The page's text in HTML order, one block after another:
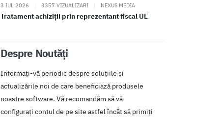
3 IUL 2026 | 3357 VIZUALIZARI | NEXUS MEDIA
Tratament achiziții prin reprezentant fiscal UE
Despre Noutăți
Informați-vă periodic despre soluțiile și
actualizările noi de care beneficiază produsele
noastre software. Vă recomandăm să vă
configurați contul de pe site astfel încât să primiți